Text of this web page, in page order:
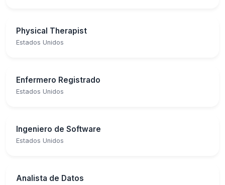
Physical Therapist
Estados Unidos
Enfermero Registrado
Estados Unidos
Ingeniero de Software
Estados Unidos
Analista de Datos